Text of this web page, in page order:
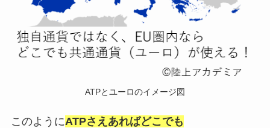
ATPとユーロのイメージ図
このようにATPさえあればどこでも